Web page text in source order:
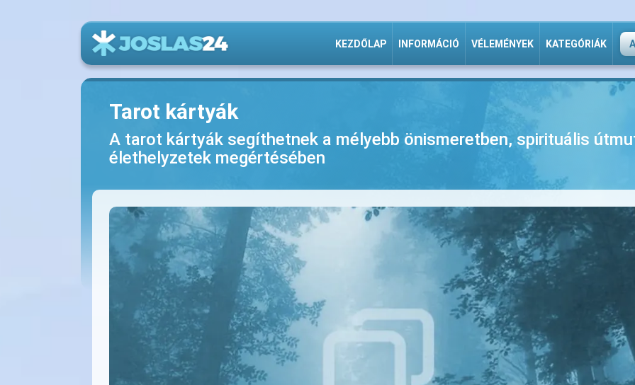
KEZDŐLAP INFORMÁCIÓ VÉLEMÉNYEK KATEGÓRIÁK
Tarot kártyák
A tarot kártyák segíthetnek a mélyebb önismeretben, spirituális
élethelyzetek megértésében